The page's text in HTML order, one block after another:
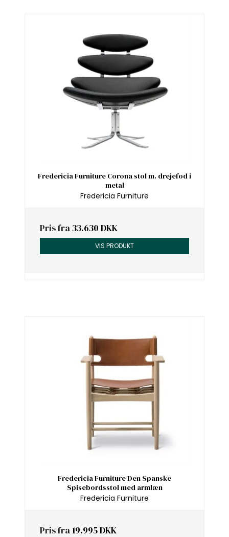
Fredericia Furniture Corona stol m. drejefod i
metal
Fredericia Furniture
Pris fra33.630 DKK
VIS PRODUKT
Fredericia Furniture Den Spanske
Spisebordsstol med armlæn
Fredericia Furniture
Pris fra 19.995 DKK